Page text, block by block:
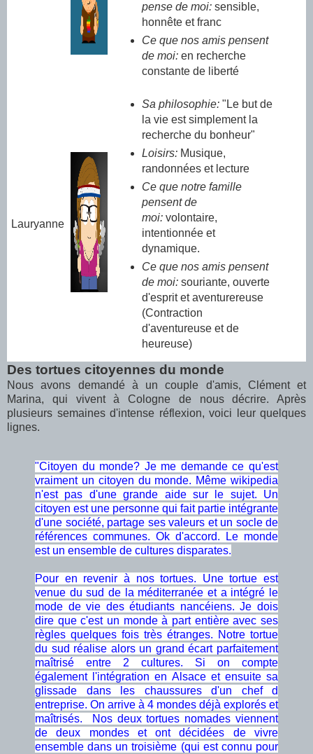
pense de moi:sensible,
honnête et franc
Ce que nos amis pensent
de moi: en recherche
constante de liberté
Lauryanne
Sa philosophie:"Le but de
la vie est simplement la
recherche du bonheur"
Loisirs:Musique,
randonnées et lecture
Ce que notre famille
pensent de
moi:volontaire,
intentionnée et
dynamique.
Ce que nos amis pensent
de moi: souriante, ouverte
d'esprit et aventurereuse
(Contraction
d'aventureuse et de
heureuse)
Des tortues citoyennes du monde
Nous avons demandé à un couple d'amis, Clément et
Marina, qui vivent à Cologne de nous décrire. Après
plusieurs semaines d'intense réflexion, voici leur quelques
lignes.
"Citoyen du monde? Je me demande ce qu'est
vraiment un citoyen du monde. Même wikipedia
n'est pas d'une grande aide sur le sujet. Un
citoyen est une personne qui fait partie intégrante
d'une société, partage ses valeurs et un socle de
références communes. Ok d'accord. Le monde
est un ensemble de cultures disparates.
Pour en revenir à nos tortues. Une tortue est
venue du sud de la méditerranée et a intégré le
mode de vie des étudiants nancéiens. Je dois
dire que c'est un monde à part entière avec ses
règles quelques fois très étranges. Notre tortue
du sud réalise alors un grand écart parfaitement
maîtrisé entre 2 cultures. Si on compte
également l'intégration en Alsace et ensuite sa
glissade dans les chaussures d'un chef d
entreprise. On arrive à 4 mondes déjà explorés et
maîtrisés. Nos deux tortues nomades viennent
de deux mondes et ont décidées de vivre
ensemble dans un troisième (qui est connu pour